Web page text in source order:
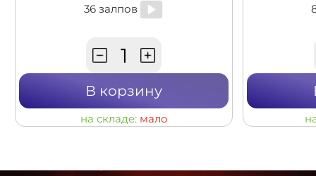
36 залпов
В корзину
на складе: мало